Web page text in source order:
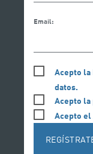
Email:
Acepto la
datos.
Acepto
Acepto el